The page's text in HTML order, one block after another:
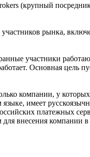
(крупный
рынка,
участники
Основная цель
компании, у
имеет
платежных
внесения компании в